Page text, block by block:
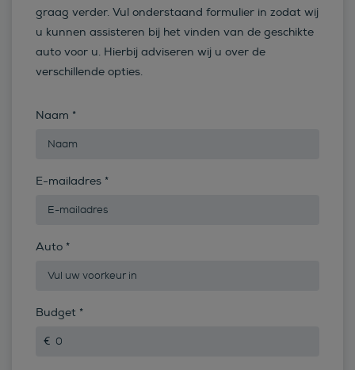
graag verder. Vul onderstaand formulier in zodat wij
u kunnen assisteren bij het vinden van de geschikte
auto voor u. Hierbij adviseren wij u over de
verschillende opties.
Naam *
E-mailadres *
Auto *
Budget *